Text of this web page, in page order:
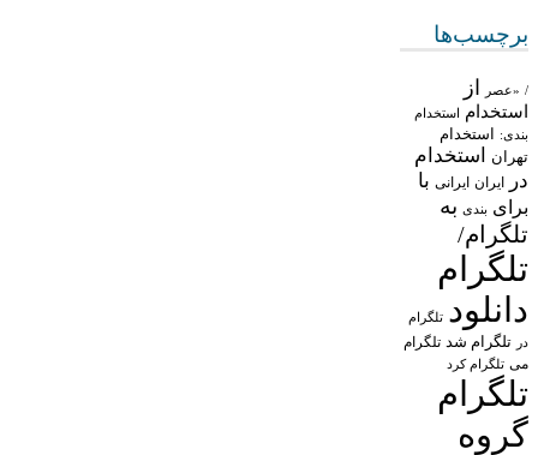
برچسب‌ها
/ «عصر از
استخدام استخدام
بندی: استخدام
تهران
استخدام
در
ایران ایرانی با
برای بندی به
تلگرام/
تلگرام
دانلود تلگرام
در تلگرام شد تلگرام
می تلگرام کرد
تلگرام
گروه